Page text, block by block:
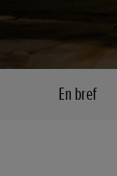
En bref